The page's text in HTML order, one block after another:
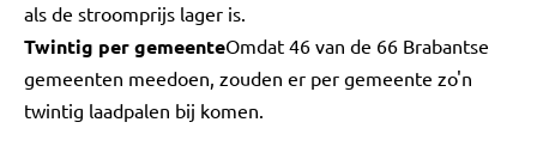
als de stroomprijs lager is.
Twintig per gemeenteOmdat 46 van de 66 Brabantse
gemeenten meedoen, zouden er per gemeente zo'n
twintig laadpalen bij komen.